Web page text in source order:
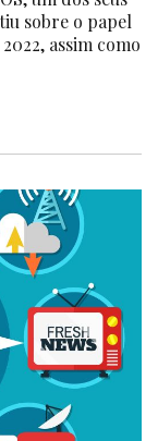
sobre o papel
assim como